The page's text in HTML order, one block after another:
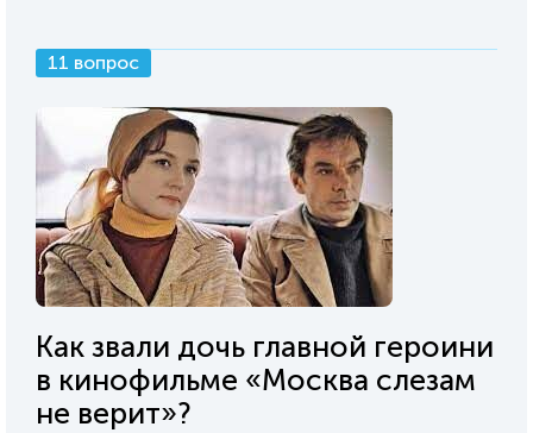
11 вопрос
Как звали дочь главной героини
в кинофильме «Москва слезам
не верит»?